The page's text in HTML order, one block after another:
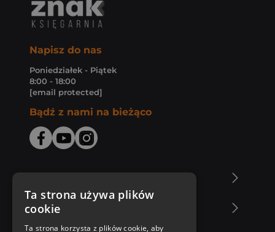
Napisz do nas
Poniedziałek - Piątek
8:00 - 18:00
[email protected]
Bądź z nami na bieżąco
Zakupy u nas
Ta strona używa plików
cookie
Ta strona korzysta z plików cookie, aby